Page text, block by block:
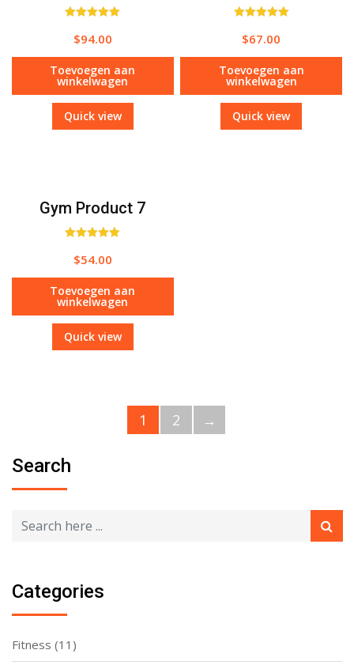
5.00
$94.00
Toevoegen aan
winkelwagen
Quick view
5.00
$67.00
Toevoegen aan
winkelwagen
Quick view
Gym Product 7
5.00
$54.00
Toevoegen aan
winkelwagen
Quick view
1 2 →
Search
Categories
Fitness (11)